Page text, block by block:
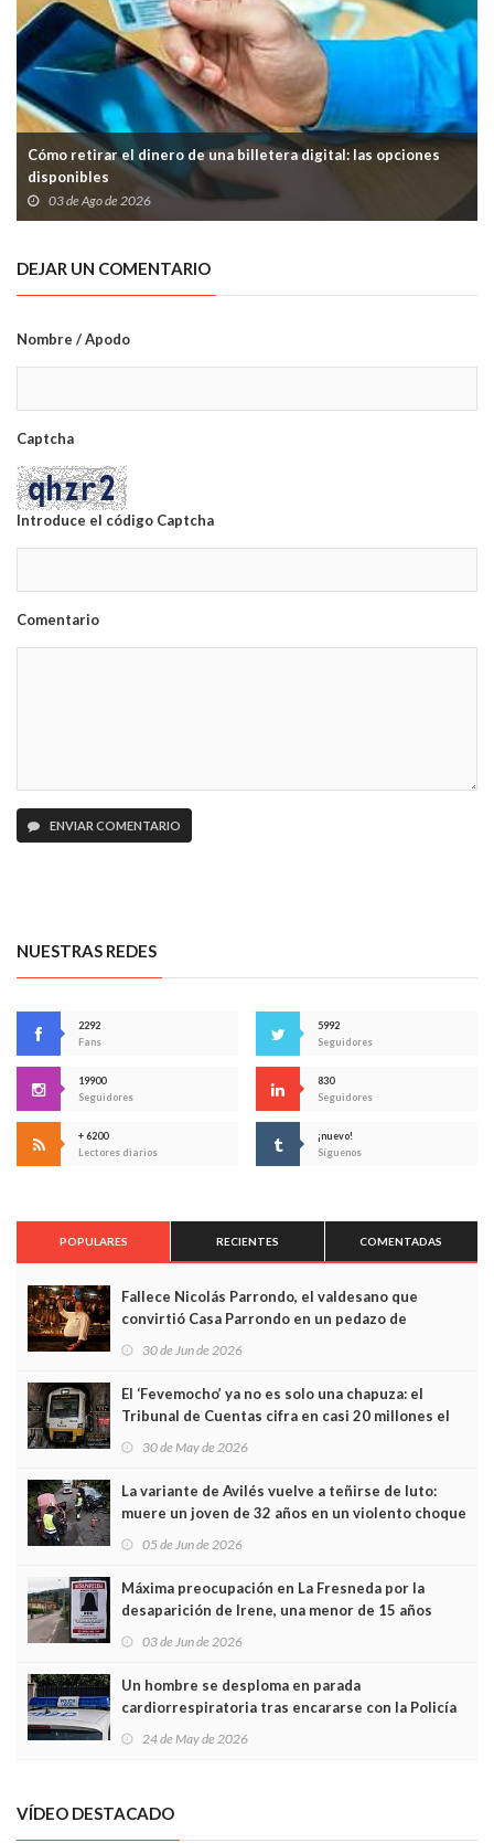
Cómo retirar el dinero de una billetera digital: las opciones
disponibles
03 de Ago de 2026
DEJAR UN COMENTARIO
Nombre / Apodo
Captcha
Introduce el código Captcha
Comentario
ENVIAR COMENTARIO
NUESTRAS REDES
2292
Fans
5992
Seguidores
19900
Seguidores
830
Seguidores
+ 6200
Lectores diarios
¡nuevo!
Síguenos
POPULARES RECIENTES COMENTADAS
Fallece Nicolás Parrondo, el valdesano que
convirtió Casa Parrondo en un pedazo de
Asturias en Madrid
30 de Jun de 2026
El ‘Fevemocho’ ya no es solo una chapuza: el
Tribunal de Cuentas cifra en casi 20 millones el
sobrecoste de los trenes que no cabían por los
30 de May de 2026
La variante de Avilés vuelve a teñirse de luto:
muere un joven de 32 años en un violento choque
frontal
05 de Jun de 2026
Máxima preocupación en La Fresneda por la
desaparición de Irene, una menor de 15 años
03 de Jun de 2026
Un hombre se desploma en parada
cardiorrespiratoria tras encararse con la Policía
Local en Luanco
24 de May de 2026
VÍDEO DESTACADO